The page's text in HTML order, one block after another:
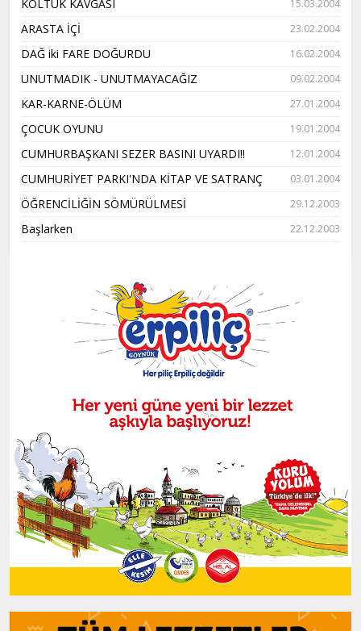
KOLTUK KAVGASI 15.03.2004
ARASTA İÇİ 23.02.2004
DAĞ iki FARE DOĞURDU 16.02.2004
UNUTMADIK - UNUTMAYACAĞIZ 09.02.2004
KAR-KARNE-ÖLÜM 27.01.2004
ÇOCUK OYUNU 19.01.2004
CUMHURBAŞKANI SEZER BASINI UYARDI!! 12.01.2004
CUMHURİYET PARKI'NDA KİTAP VE SATRANÇ 03.01.2004
ÖĞRENCİLİĞİN SÖMÜRÜLMESİ 29.12.2003
Başlarken 22.12.2003